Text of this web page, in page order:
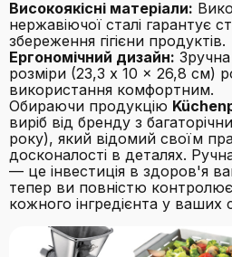
Високоякісні матеріали:
нержавіючої сталі гарантує
збереження гігієни продуктів.
Ергономічний дизайн:
розміри (23,3 x 10 x 26,8 см)
використання комфортним.
Обираючи продукцію
виріб від бренду з
року), який відомий своїм
досконалості в деталях.
— це інвестиція в здоров'я
тепер ви повністю
кожного інгредієнта у ваших